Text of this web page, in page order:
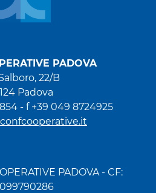
PADOVA
22/B
Padova
- f +39 049 8724925
PADOVA - CF: